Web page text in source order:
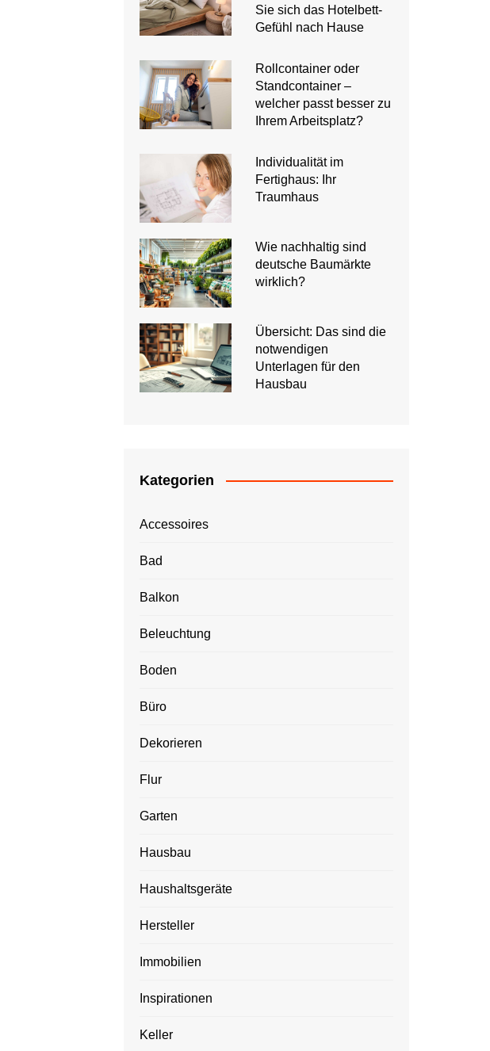
Sie sich das Hotelbett-
Gefühl nach Hause
Rollcontainer oder
Standcontainer –
welcher passt besser zu
Ihrem Arbeitsplatz?
Individualität im
Fertighaus: Ihr
Traumhaus
Wie nachhaltig sind
deutsche Baumärkte
wirklich?
Übersicht: Das sind die
notwendigen
Unterlagen für den
Hausbau
Kategorien
Accessoires
Bad
Balkon
Beleuchtung
Boden
Büro
Dekorieren
Flur
Garten
Hausbau
Haushaltsgeräte
Hersteller
Immobilien
Inspirationen
Keller